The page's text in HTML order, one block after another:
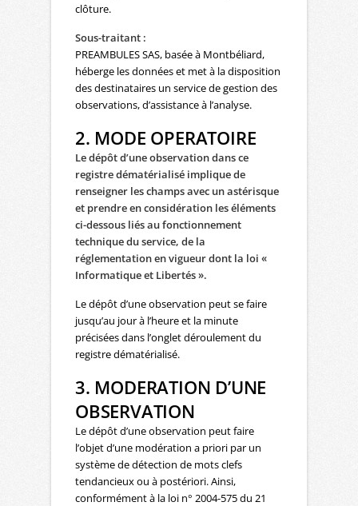
clôture.
Sous-traitant :
PREAMBULES SAS, basée à Montbéliard,
héberge les données et met à la disposition
des destinataires un service de gestion des
observations, d’assistance à l’analyse.
2. MODE OPERATOIRE
Le dépôt d’une observation dans ce
registre dématérialisé implique de
renseigner les champs avec un astérisque
et prendre en considération les éléments
ci-dessous liés au fonctionnement
technique du service, de la
réglementation en vigueur dont la loi «
Informatique et Libertés ».
Le dépôt d’une observation peut se faire
jusqu’au jour à l’heure et la minute
précisées dans l’onglet déroulement du
registre dématérialisé.
3. MODERATION D’UNE
OBSERVATION
Le dépôt d’une observation peut faire
l’objet d’une modération a priori par un
système de détection de mots clefs
tendancieux ou à postériori. Ainsi,
conformément à la loi n° 2004-575 du 21